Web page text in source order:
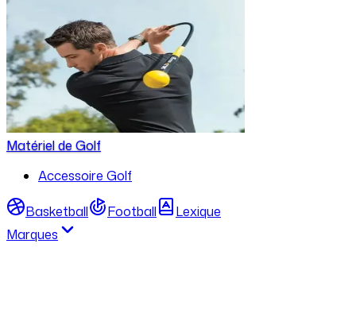
Matériel de Golf
Accessoire Golf
Basketball Football
Lexique
Marques